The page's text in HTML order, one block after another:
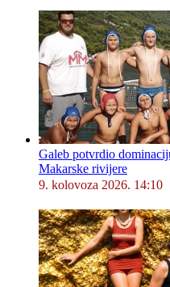
Galeb potvrdio
Makarske rivijere
9. kolovoza 2026. 14:10